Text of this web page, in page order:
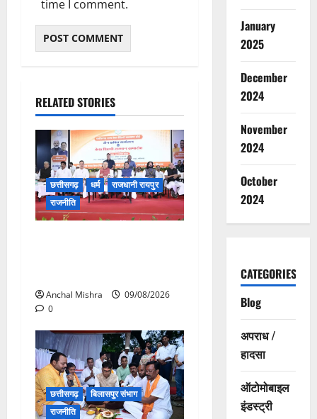
time I comment.
RELATED STORIES
छत्तीसगढ़ धर्म
राजधानी रायपुर
राजनीति
Anchal Mishra
09/08/2026
0
छत्तीसगढ़
बिलासपुर संभाग
राजनीति
January
2025
December
2024
November
2024
October
2024
CATEGORIES
Blog
अपराध /
हादसा
ऑटोमोबाइल
इंडस्ट्री